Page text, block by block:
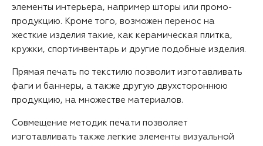
элементы интерьера, например шторы или промо-
продукцию. Кроме того, возможен перенос на
жесткие изделия такие, как керамическая плитка,
кружки, спортинвентарь и другие подобные изделия.
Прямая печать по текстилю позволит изготавливать
фаги и баннеры, а также другую двухстороннюю
продукцию, на множестве материалов.
Совмещение методик печати позволяет
изготавливать также легкие элементы визуальной